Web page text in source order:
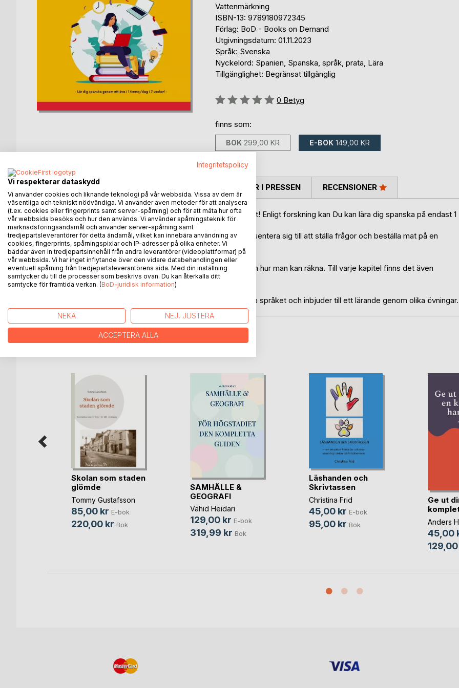
Vattenmärkning
ISBN-13: 9789180972345
Förlag: BoD - Books on Demand
Utgivningsdatum: 01.11.2023
Språk: Svenska
Nyckelord: Spanien, Spanska, språk, prata, Lära
Tillgänglighet: Begränsat tillgänglig
Betyg::
0 Betyg
finns som:
BOK 299,00 KR E-BOK 149,00 KR
BESKRIVNING
Vill du också lära dig Spanska? - Då har du kommit helt rätt! Enligt forskning kan Du kan lära dig spanska på endast 1
timme om dagen om du övar dig i 7 veckor .
Boken är indelad i 12 kapitel med allt ifrån hur man kan presentera sig till att ställa frågor och beställa mat på en
restaurang.
Du får också lära dig vad de olika veckodagarna kallas och hur man kan räkna. Till varje kapitel finns det även
övningsuppgifter som kan stärka din språkinlärning.
Boken har fokus på det mest grundläggande i det spanska språket och inbjuder till ett lärande genom olika övningar.
KOMMENTARER I PRESSEN RECENSIONER
ANDRA TITLAR HOSBoD
Skolan som staden
glömde
Tommy Gustafsson
85,00 kr E-bok
220,00 kr Bok
SAMHÄLLE &
GEOGRAFI
Vahid Heidari
129,00 kr E-bok
319,99 kr Bok
Läshanden och
Skrivtassen
Christina Frid
45,00 kr E-bok
95,00 kr Bok
Ge ut
Anders
45,00
Integritetspolicy
Vi respekterar dataskydd
Vi använder cookies och liknande teknologi på vår webbsida. Vissa av dem är
väsentliga och tekniskt nödvändiga. Vi använder även metoder för att analysera
(t.ex. cookies eller fingerprints samt server-spårning) och för att mäta hur ofta
vår webbsida besöks och hur den används. Vi använder spårningsteknik för
marknadsföringsändamål och använder server-spårning samt
tredjepartsleverantörer för detta ändamål, vilket kan innebära användning av
cookies, fingerprints, spårningspixlar och IP-adresser på olika enheter. Vi
bäddar även in tredjepartsinnehåll från andra leverantörer (videoplattformar) på
vår webbsida. Vi har inget inflytande över den vidare databehandlingen eller
eventuell spårning från tredjepartsleverantörens sida. Med din inställning
samtycker du till de processer som beskrivs ovan. Du kan återkalla ditt
samtycke för framtida verkan. (BoD-juridisk information)
NEKA NEJ, JUSTERA
ACCEPTERA ALLA